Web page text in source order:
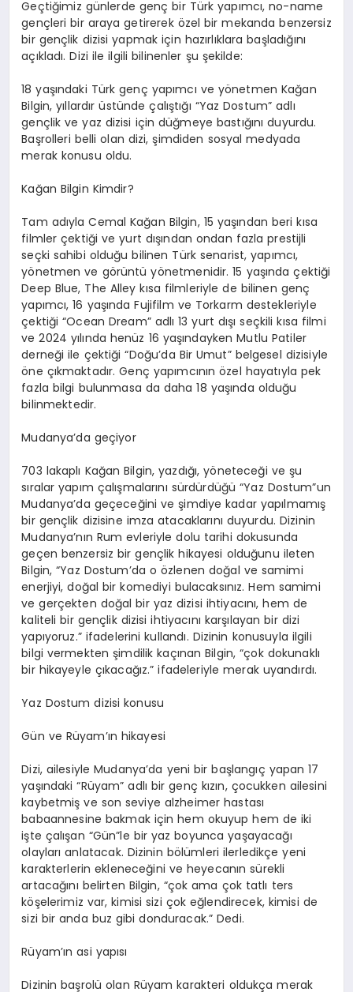
Geçtiğimiz günlerde genç bir Türk yapımcı,no-name
gençleri bir araya getirerek özel birmekanda benzersiz
bir gençlik dizisi yapmak için hazırlıklara başladığını
açıkladı. Dizi ile ilgili bilinenler şu şekilde:
18 yaşındaki Türk genç yapımcı ve yönetmen Kağan
Bilgin, yıllardır üstünde çalıştığı “Yaz Dostum” adlı
gençlik ve yaz dizisi için düğmeye bastığını duyurdu.
Başrolleri belli olan dizi, şimdiden sosyal medyada
merak konusu oldu.
Kağan Bilgin Kimdir?
Tam adıyla Cemal Kağan Bilgin, 15 yaşından beri kısa
filmler çektiği ve yurt dışından ondan fazla prestijli
seçki sahibi olduğu bilinen Türk senarist, yapımcı,
yönetmen ve görüntü yönetmenidir. 15 yaşında çektiği
Deep Blue, The Alley kısa filmleriyle de bilinen genç
yapımcı, 16 yaşındaFujifilm ve Torkarm destekleriyle
çektiği “Ocean Dream” adlı 13 yurt dışıseçkili kısa filmi
ve 2024 yılında henüz 16 yaşındayken Mutlu Patiler
derneği ile çektiği “Doğu’da Bir Umut” belgesel dizisiyle
öne çıkmaktadır. Genç yapımcının özel hayatıyla pek
fazla bilgi bulunmasa da daha 18 yaşında olduğu
bilinmektedir.
Mudanya’da geçiyor
703 lakaplı Kağan Bilgin, yazdığı, yöneteceği ve şu
sıralar yapım çalışmalarını sürdürdüğü “Yaz Dostum”un
Mudanya’da geçeceğini ve şimdiye kadar yapılmamış
bir gençlik dizisine imza atacaklarını duyurdu. Dizinin
Mudanya’nın Rum evleriyle dolu tarihi dokusunda
geçen benzersiz bir gençlik hikayesi olduğunu ileten
Bilgin, “Yaz Dostum’da o özlenen doğal ve samimi
enerjiyi, doğal bir komediyi bulacaksınız. Hem samimi
ve gerçekten doğal bir yaz dizisi ihtiyacını, hem de
kaliteli bir gençlik dizisi ihtiyacını karşılayan bir dizi
yapıyoruz.” ifadelerini kullandı. Dizinin konusuyla ilgili
bilgi vermekten şimdilik kaçınan Bilgin, “çok dokunaklı
bir hikayeyle çıkacağız.” ifadeleriyle merak uyandırdı.
Yaz Dostum dizisi konusu
Gün ve Rüyam’ın hikayesi
Dizi, ailesiyle Mudanya’da yeni bir başlangıç yapan 17
yaşındaki “Rüyam” adlı bir genç kızın, çocukken ailesini
kaybetmiş ve son seviye alzheimer hastası
babaannesine bakmak için hem okuyup hem de iki
işte çalışan “Gün”le bir yaz boyunca yaşayacağı
olayları anlatacak. Dizinin bölümleri ilerledikçe yeni
karakterlerin ekleneceğini ve heyecanın sürekli
artacağını belirten Bilgin, “çok ama çok tatlı ters
köşelerimiz var, kimisi sizi çok eğlendirecek, kimisi de
sizi bir anda buz gibi donduracak.” Dedi.
Rüyam’ın asi yapısı
Dizinin başrolü olan Rüyam karakteri oldukça merak